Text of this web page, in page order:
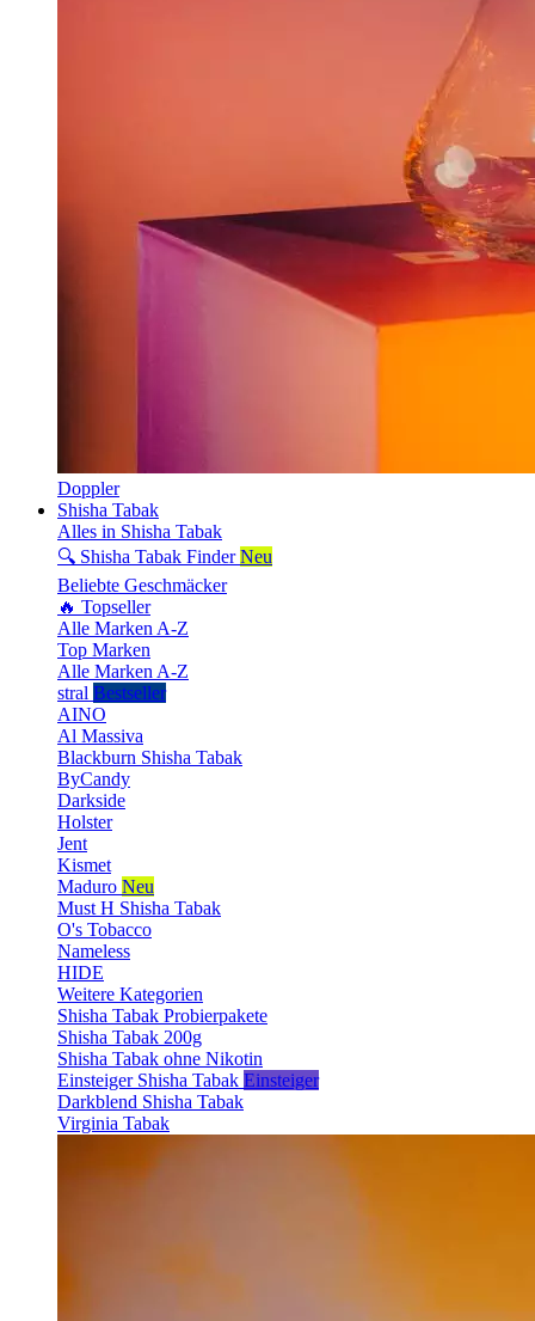
Doppler
Shisha Tabak
Alles in Shisha Tabak
🔍 Shisha Tabak Finder Neu
Beliebte Geschmäcker
🔥 Topseller
Alle Marken A-Z
Top Marken
Alle Marken A-Z
stral Bestseller
AINO
Al Massiva
Blackburn Shisha Tabak
ByCandy
Darkside
Holster
Jent
Kismet
Maduro Neu
Must H Shisha Tabak
O's Tobacco
Nameless
HIDE
Weitere Kategorien
Shisha Tabak Probierpakete
Shisha Tabak 200g
Shisha Tabak ohne Nikotin
Einsteiger Shisha Tabak Einsteiger
Darkblend Shisha Tabak
Virginia Tabak